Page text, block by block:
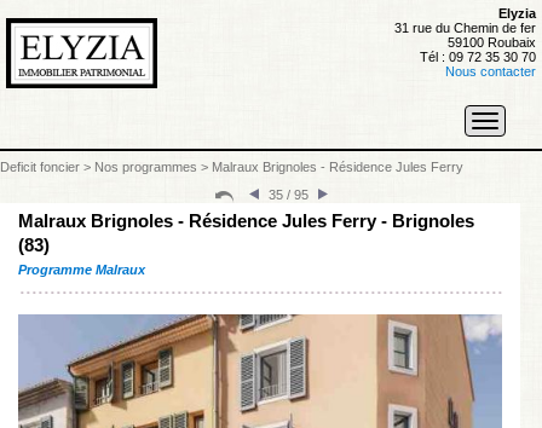
Elyzia
31 rue du Chemin de fer
59100 Roubaix
Tél : 09 72 35 30 70
Nous contacter
Toggle
Deficit foncier > Nos programmes > Malraux Brignoles - Résidence Jules Ferry
35 / 95
Malraux Brignoles - Résidence Jules Ferry - Brignoles
(83)
Programme Malraux